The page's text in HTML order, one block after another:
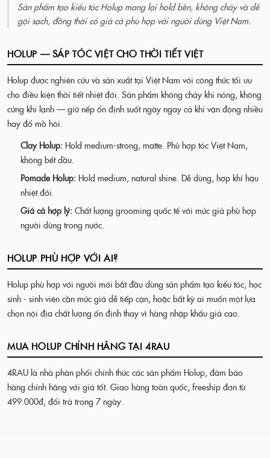
Sản phẩm tạo kiểu tóc Holup mang lại hold bền, không chảy và dễ
gội sạch, đồng thời có giá cả phù hợp với người dùng Việt Nam.
HOLUP — SÁP TÓC VIỆT CHO THỜI TIẾT VIỆT
Holup được nghiên cứu và sản xuất tại Việt Nam với công thức tối ưu
cho điều kiện thời tiết nhiệt đới. Sản phẩm không chảy khi nóng, không
cứng khi lạnh — giữ nếp ổn định suốt ngày ngay cả khi vận động nhiều
hay đổ mồ hôi.
Clay Holup: Hold medium-strong, matte. Phù hợp tóc Việt Nam,
không bết dầu.
Pomade Holup: Hold medium, natural shine. Dễ dùng, hợp khí hậu
nhiệt đới.
Giá cả hợp lý: Chất lượng grooming quốc tế với mức giá phù hợp
người dùng trong nước.
HOLUP PHÙ HỢP VỚI AI?
Holup phù hợp với người mới bắt đầu dùng sản phẩm tạo kiểu tóc, học
sinh - sinh viên cần mức giá dễ tiếp cận, hoặc bất kỳ ai muốn một lựa
chọn nội địa chất lượng ổn định thay vì hàng nhập khẩu giá cao.
MUA HOLUP CHÍNH HÃNG TẠI 4RAU
4RAU là nhà phân phối chính thức các sản phẩm Holup, đảm bảo
hàng chính hãng với giá tốt. Giao hàng toàn quốc, freeship đơn từ
499.000đ, đổi trả trong 7 ngày.